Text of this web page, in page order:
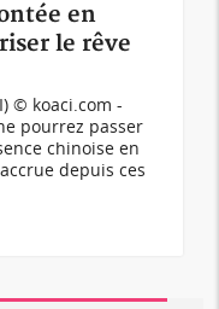
en
le rêve
© koaci.com -
pourrez passer
chinoise en
depuis ces